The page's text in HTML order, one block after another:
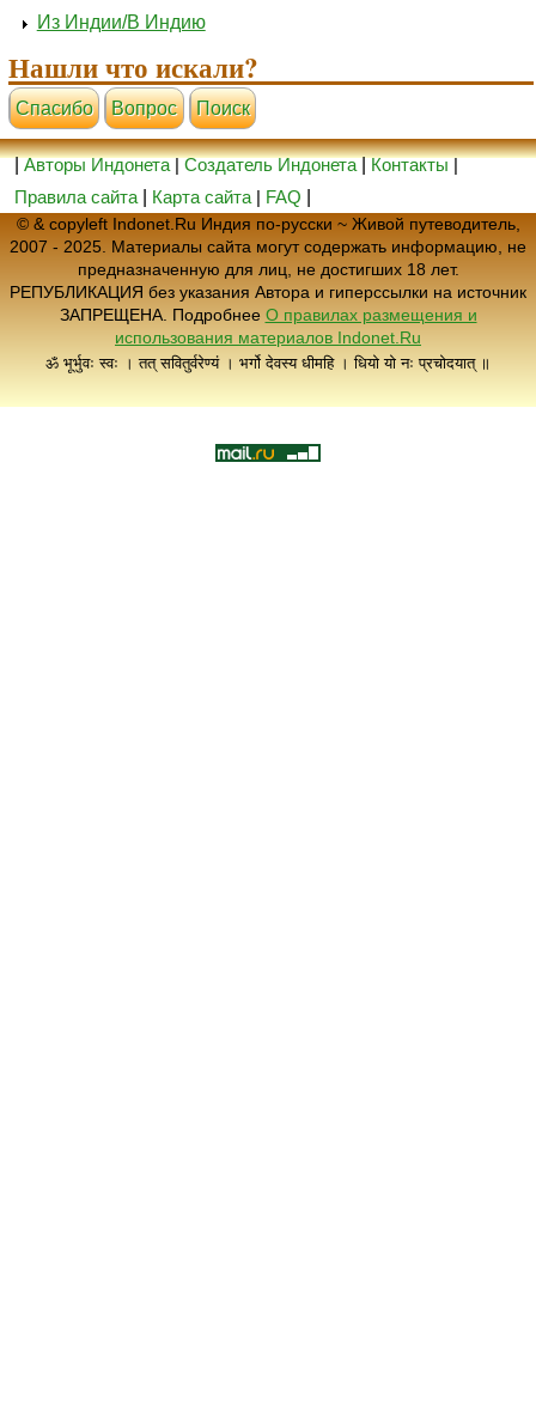
Из Индии/В Индию
Нашли что искали?
Cпасибо Вопрос Поиск
|Авторы Индонета|Создатель Индонета|Контакты|
Правила сайта
Карта сайта | FAQ
© & copyleft Indonet.Ru Индия по-русски ~ Живой путеводитель,
2007 - 2025. Материалы сайта могут содержать информацию, не
предназначенную для лиц, не достигших 18 лет.
РЕПУБЛИКАЦИЯ без указания Автора и гиперссылки на источник
ЗАПРЕЩЕНА. Подробнее О правилах размещения и
использования материалов Indonet.Ru
ॐ भूर्भुवः स्वः । तत् सवितुर्वरेण्यं । भर्गो देवस्य धीमहि । धियो यो नः प्रचोदयात् ॥